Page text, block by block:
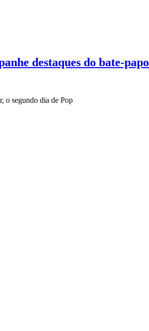
destaques do bate-papo
o segundo dia de Pop